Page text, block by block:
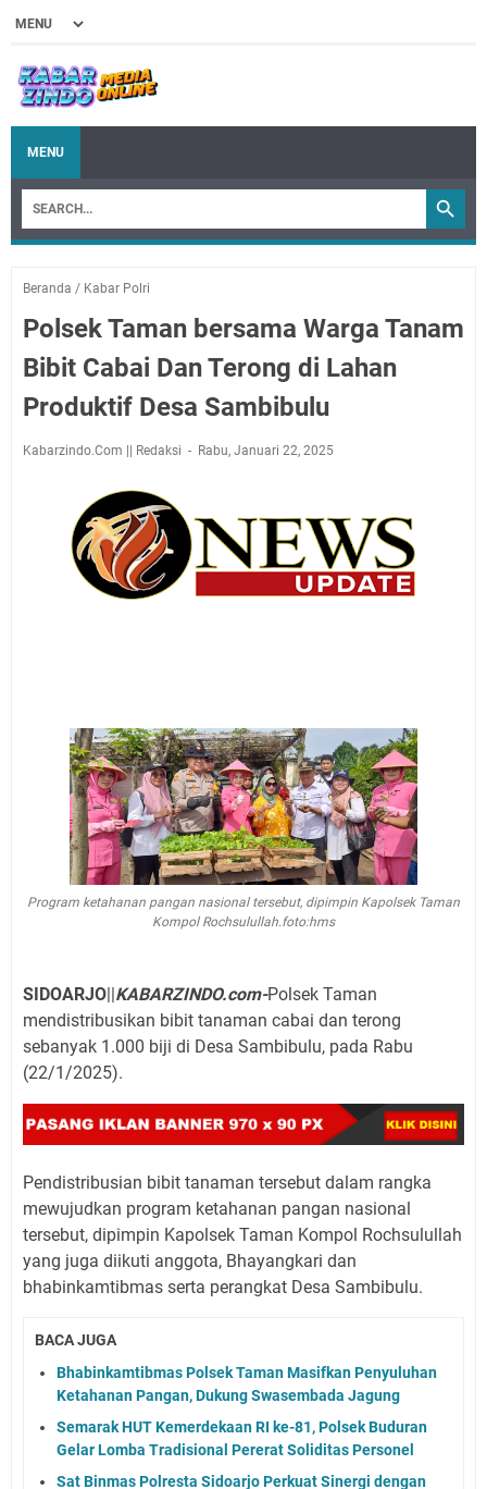
MENU
Beranda / Kabar Polri
Polsek Taman bersama Warga Tanam
Bibit Cabai Dan Terong di Lahan
Produktif Desa Sambibulu
Kabarzindo.Com || Redaksi Rabu, Januari 22, 2025
Program ketahanan pangan nasional tersebut, dipimpin Kapolsek Taman
Kompol Rochsulullah.foto:hms
SIDOARJO||KABARZINDO.com-Polsek Taman
mendistribusikan bibit tanaman cabai dan terong
sebanyak 1.000 biji di Desa Sambibulu, pada Rabu
(22/1/2025).
Pendistribusian bibit tanaman tersebut dalam rangka
mewujudkan program ketahanan pangan nasional
tersebut, dipimpin Kapolsek Taman Kompol Rochsulullah
yang juga diikuti anggota, Bhayangkari dan
bhabinkamtibmas serta perangkat Desa Sambibulu.
BACA JUGA
Bhabinkamtibmas Polsek Taman Masifkan Penyuluhan
Ketahanan Pangan, Dukung Swasembada Jagung
Semarak HUT Kemerdekaan RI ke-81, Polsek Buduran
Gelar Lomba Tradisional Pererat Soliditas Personel
Sat Binmas Polresta Sidoarjo Perkuat Sinergi dengan